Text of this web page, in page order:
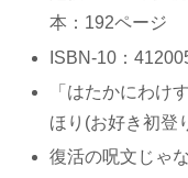
本：192ページ
ISBN-10：
「はたかにわけ
ほり(お好き初登
復活の呪文じゃ